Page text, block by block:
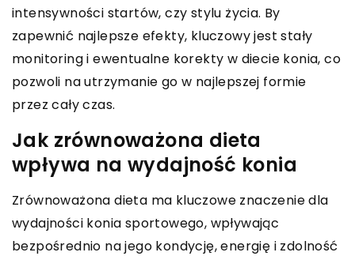
intensywności startów, czy stylu życia. By
zapewnić najlepsze efekty, kluczowy jest stały
monitoring i ewentualne korekty w diecie konia, co
pozwoli na utrzymanie go w najlepszej formie
przez cały czas.
Jak zrównoważona dieta
wpływa na wydajność konia
Zrównoważona dieta ma kluczowe znaczenie dla
wydajności konia sportowego, wpływając
bezpośrednio na jego kondycję, energię i zdolność